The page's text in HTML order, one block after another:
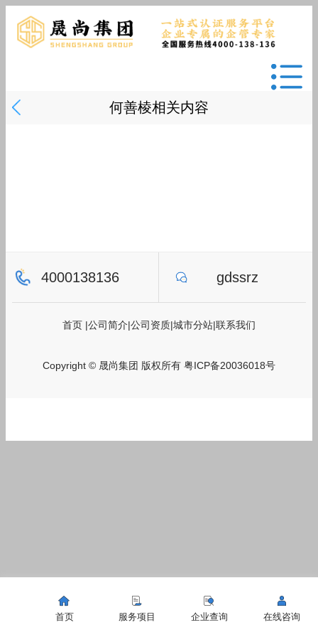
何善棱相关内容
4000138136 gdssrz
首页 |公司简介|公司资质|城市分站|联系我们
Copyright © 晟尚集团 版权所有 粤ICP备20036018号
首页 服务项目 企业查询 在线咨询